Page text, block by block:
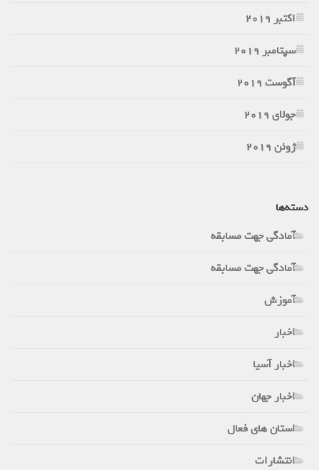
اکتبر 2019
سپتامبر 2019
آگوست 2019
جولای 2019
ژوئن 2019
دسته‌ها
آمادگی جهت مسابقه
آمادگی جهت مسابقه
آموزش
اخبار
اخبار آسیا
اخبار جهان
استان های فعال
انتشارات